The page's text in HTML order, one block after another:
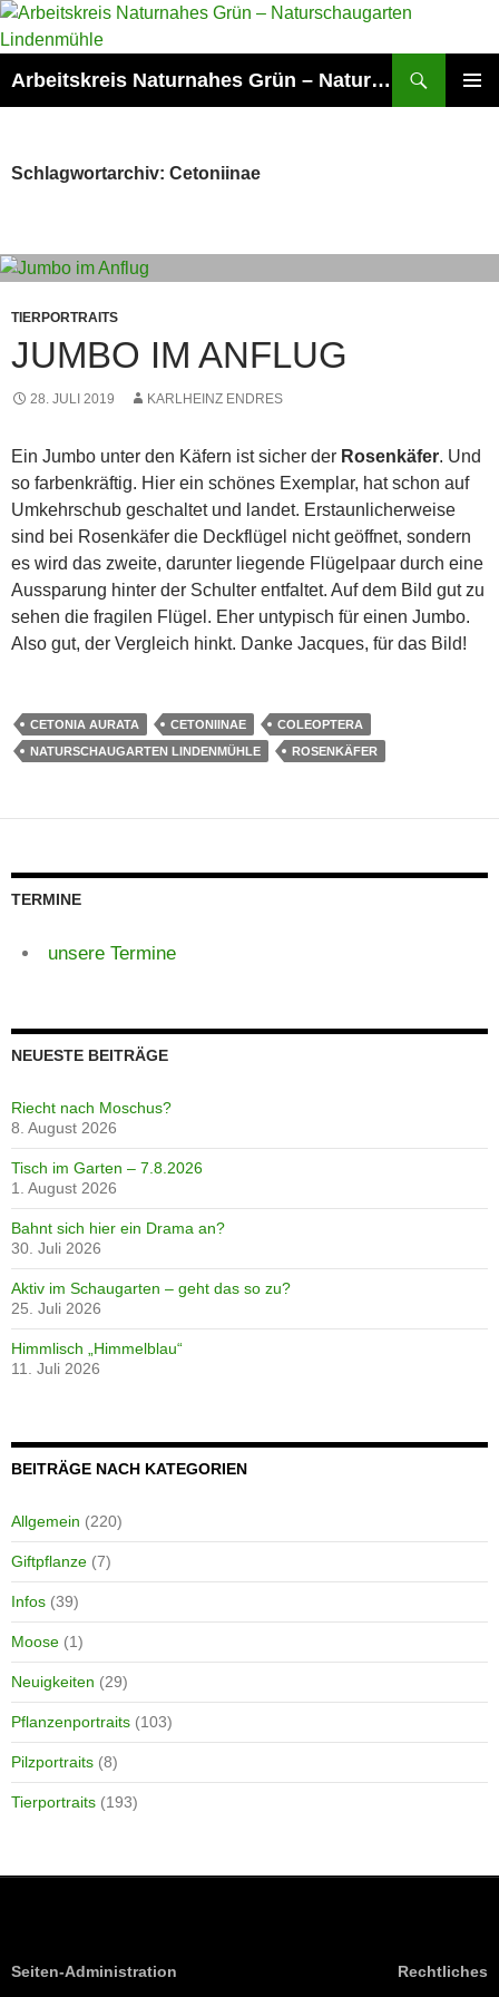
Zum
Inhalt
Arbeitskreis Naturnahes Grün – Naturschaugarten Lindenmühle
Schlagwortarchiv: Cetoniinae
TIERPORTRAITS
JUMBO IM ANFLUG
28. JULI 2019 KARLHEINZ ENDRES
Ein Jumbo unter den Käfern ist sicher der Rosenkäfer. Und
so farbenkräftig. Hier ein schönes Exemplar, hat schon auf
Umkehrschub geschaltet und landet. Erstaunlicherweise
sind bei Rosenkäfer die Deckflügel nicht geöffnet, sondern
es wird das zweite, darunter liegende Flügelpaar durch eine
Aussparung hinter der Schulter entfaltet. Auf dem Bild gut zu
sehen die fragilen Flügel. Eher untypisch für einen Jumbo.
Also gut, der Vergleich hinkt. Danke Jacques, für das Bild!
CETONIA AURATA CETONIINAE
COLEOPTERA
NATURSCHAUGARTEN LINDENMÜHLE
ROSENKÄFER
TERMINE
unsere Termine
NEUESTE BEITRÄGE
Riecht nach Moschus?
8. August 2026
Tisch im Garten – 7.8.2026
1. August 2026
Bahnt sich hier ein Drama an?
30. Juli 2026
Aktiv im Schaugarten – geht das so zu?
25. Juli 2026
Himmlisch „Himmelblau“
11. Juli 2026
BEITRÄGE NACH KATEGORIEN
Allgemein (220)
Giftpflanze (7)
Infos (39)
Moose (1)
Neuigkeiten (29)
Pflanzenportraits (103)
Pilzportraits (8)
Tierportraits (193)
Seiten-Administration Rechtliches